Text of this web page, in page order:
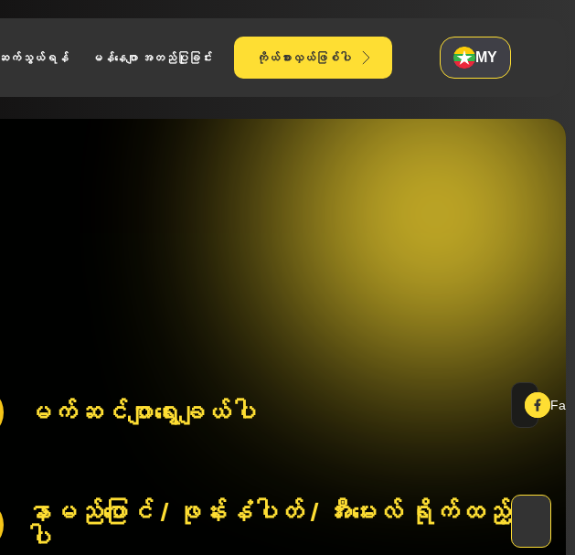
ဆက်သွယ်ရန် မန်နေဂျာ အတည်ပြုခြင်း ကိုယ်စားလှယ်ဖြစ်ပါ MY
မက်ဆင်ဂျာရွေးချယ်ပါ
နာမည်ပြောင် / ဖုန်းနံပါတ် / အီးမေးလ် ရိုက်ထည့်
ပါ